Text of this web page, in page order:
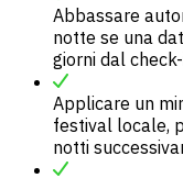
Abbassare
notte se una
giorni dal
Applicare un
festival locale,
notti